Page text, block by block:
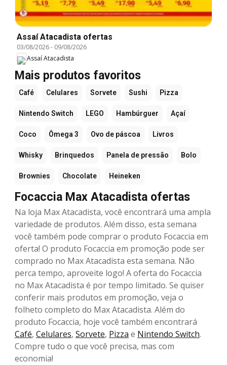
Assaí Atacadista ofertas
03/08/2026- 09/08/2026
Assaí Atacadista
Mais produtos favoritos
Café Celulares Sorvete Sushi Pizza
Nintendo Switch LEGO Hambúrguer Açaí
Coco Ômega 3 Ovo de páscoa Livros
Whisky Brinquedos Panela de pressão Bolo
Brownies Chocolate Heineken
Focaccia Max Atacadista ofertas
Na loja Max Atacadista, você encontrará uma ampla
variedade de produtos. Além disso, esta semana
você também pode comprar o produto Focaccia em
oferta! O produto Focaccia em promoção pode ser
comprado no Max Atacadista esta semana. Não
perca tempo, aproveite logo! A oferta do Focaccia
no Max Atacadista é por tempo limitado. Se quiser
conferir mais produtos em promoção, veja o
folheto completo do Max Atacadista. Além do
produto Focaccia, hoje você também encontrará
Café, Celulares, Sorvete, Pizza e Nintendo Switch.
Compre tudo o que você precisa, mas com
economia!